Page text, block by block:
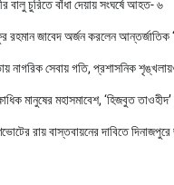
বালু চুরিতে বাঁধা দেয়ায় সংঘর্ষে আহত- ৬
রহমান জাবেদ অর্জন করলেন আন্তর্জাতিক
নাগরিক সেবায় গতি, প্রশাসনিক
মানুষের মহাসমাবেশ, ‘হিজবুত তাওহীদ’
রায় বাস্তবায়নের দাবিতে দিনাজপুরে